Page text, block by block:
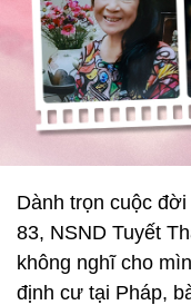
Dành trọn cuộc
83, NSND Tuyết
không nghĩ cho
định cư tại Pháp,